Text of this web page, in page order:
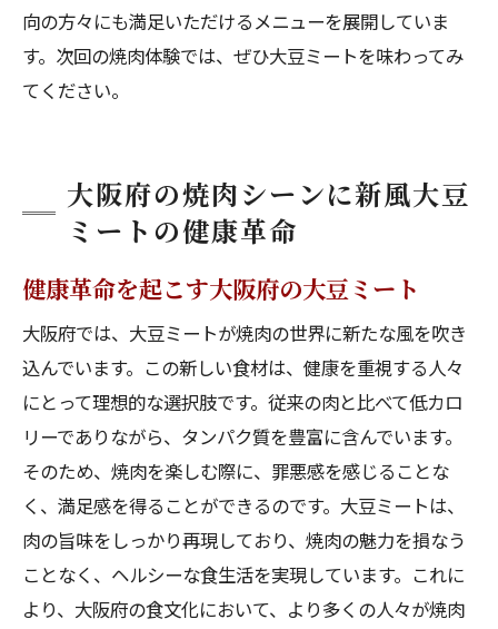
向の方々にも満足いただけるメニューを展開していま
す。次回の焼肉体験では、ぜひ大豆ミートを味わってみ
てください。
大阪府の焼肉シーンに新風大豆
ミートの健康革命
健康革命を起こす大阪府の大豆ミート
大阪府では、大豆ミートが焼肉の世界に新たな風を吹き
込んでいます。この新しい食材は、健康を重視する人々
にとって理想的な選択肢です。従来の肉と比べて低カロ
リーでありながら、タンパク質を豊富に含んでいます。
そのため、焼肉を楽しむ際に、罪悪感を感じることな
く、満足感を得ることができるのです。大豆ミートは、
肉の旨味をしっかり再現しており、焼肉の魅力を損なう
ことなく、ヘルシーな食生活を実現しています。これに
より、大阪府の食文化において、より多くの人々が焼肉